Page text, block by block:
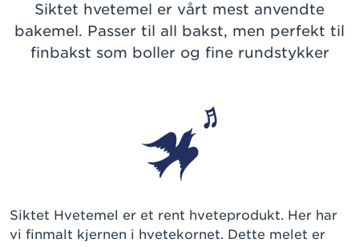
Siktet hvetemel er vårt mest anvendte
bakemel. Passer til all bakst, men perfekt til
finbakst som boller og fine rundstykker
Siktet Hvetemel er et rent hveteprodukt. Her har
vi finmalt kjernen i hvetekornet. Dette melet er